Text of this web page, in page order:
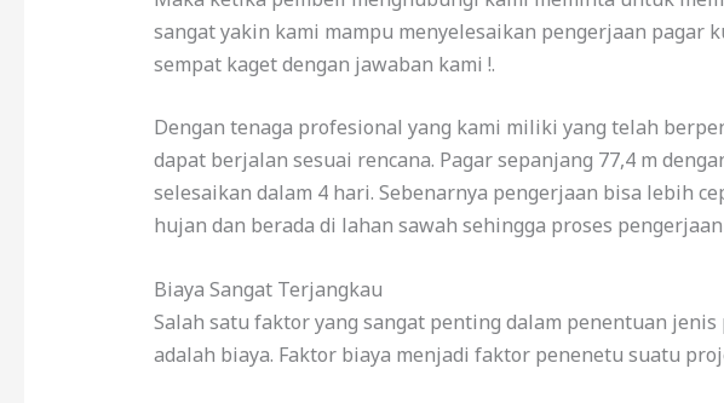
sangat yakin kami mampu menyelesaikan pengerjaan pagar
sempat kaget dengan jawaban kami !.
Dengan tenaga profesional yang kami miliki yang telah
dapat berjalan sesuai rencana. Pagar sepanjang 77,4 m
selesaikan dalam 4 hari. Sebenarnya pengerjaan bisa lebih
hujan dan berada di lahan sawah sehingga proses
Biaya Sangat Terjangkau
Salah satu faktor yang sangat penting dalam penentuan jenis
adalah biaya. Faktor biaya menjadi faktor penenetu suatu